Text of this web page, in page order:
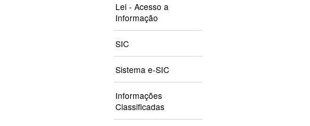
Lei - Acesso a
Informação
SIC
Sistema e-SIC
Informações
Classificadas